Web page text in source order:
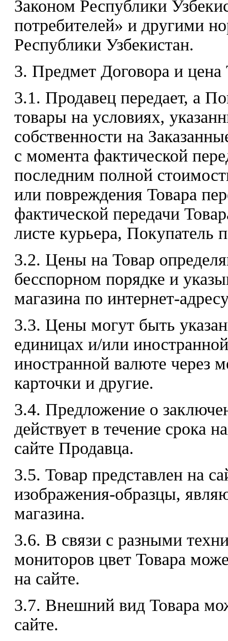
Законом Республики
потребителей» и другими
Республики Узбекистан.
3. Предмет Договора и цена
3.1. Продавец передает, а
товары на условиях,
собственности на
с момента фактической
последним полной
или повреждения Товара
фактической передачи
листе курьера, Покупатель
3.2. Цены на Товар
бесспорном порядке и
магазина по интернет-
3.3. Цены могут быть
единицах и/или
иностранной валюте через
карточки и другие.
3.4. Предложение о
действует в течение срока
сайте Продавца.
3.5. Товар представлен на
изображения-образцы,
магазина.
3.6. В связи с разными
мониторов цвет Товара
на сайте.
3.7. Внешний вид Товара
сайте.